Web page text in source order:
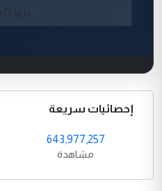
إحصائيات سريعة
643,977,257
مشاهدة